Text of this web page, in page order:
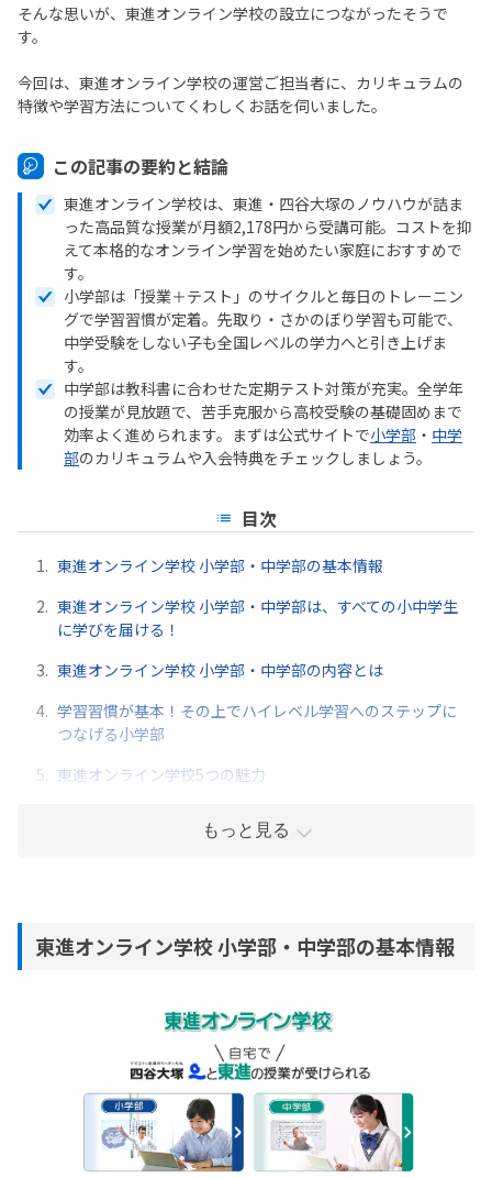
そんな思いが、東進オンライン学校の設立につながったそうで
す。
今回は、東進オンライン学校の運営ご担当者に、カリキュラムの
特徴や学習方法についてくわしくお話を伺いました。
この記事の要約と結論
東進オンライン学校は、東進・四谷大塚のノウハウが詰ま
った高品質な授業が月額2,178円から受講可能。コストを抑
えて本格的なオンライン学習を始めたい家庭におすすめで
す。
小学部は「授業＋テスト」のサイクルと毎日のトレーニン
グで学習習慣が定着。先取り・さかのぼり学習も可能で、
中学受験をしない子も全国レベルの学力へと引き上げま
す。
中学部は教科書に合わせた定期テスト対策が充実。全学年
の授業が見放題で、苦手克服から高校受験の基礎固めまで
効率よく進められます。まずは公式サイトで小学部 ・ 中学
部のカリキュラムや入会特典をチェックしましょう。
目次
1. 東進オンライン学校 小学部・中学部の基本情報
2. 東進オンライン学校 小学部・中学部は、すべての小中学生
に学びを届ける！
3. 東進オンライン学校 小学部・中学部の内容とは
4. 学習習慣が基本！その上でハイレベル学習へのステップに
つなげる小学部
5. 東進オンライン学校5つの魅力
もっと見る
東進オンライン学校 小学部・中学部の基本情報